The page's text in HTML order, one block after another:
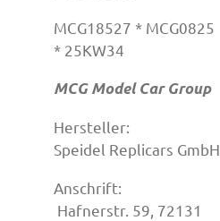
MCG18527 * MCG0825
* 25KW34
MCG Model Car Group
Hersteller:
Speidel Replicars GmbH
Anschrift:
Hafnerstr. 59, 72131